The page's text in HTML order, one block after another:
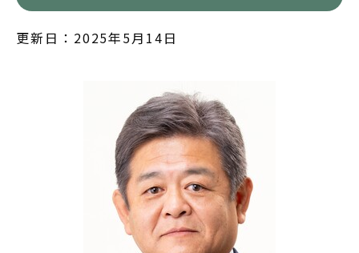
更新日：2025年5月14日